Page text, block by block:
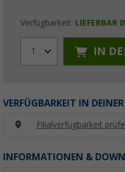
Verfügbarkeit: LIEFERBAR
1 IN
VERFÜGBARKEIT IN
Filialverfügbarkeit
INFORMATIONEN &